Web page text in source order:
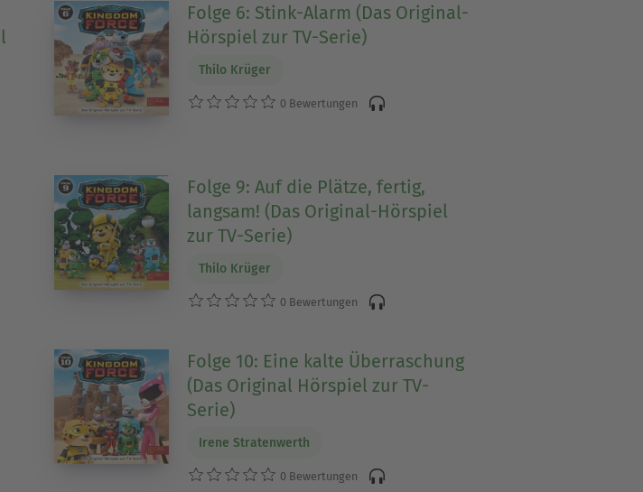
Folge 6: Stink-Alarm (Das Original-
Hörspiel zur TV-Serie)
Thilo Krüger
0 Bewertungen
Folge 9: Auf die Plätze, fertig,
langsam! (Das Original-Hörspiel
zur TV-Serie)
Thilo Krüger
0 Bewertungen
Folge 10: Eine kalte Überraschung
(Das Original Hörspiel zur TV-
Serie)
Irene Stratenwerth
0 Bewertungen